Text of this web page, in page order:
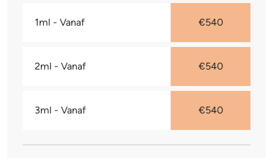
1ml - Vanaf €540
2ml - Vanaf €540
3ml - Vanaf €540